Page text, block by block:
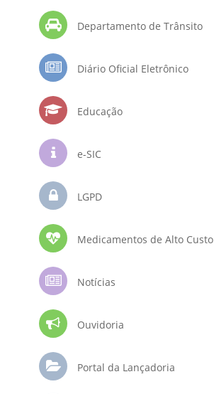
Departamento de Trânsito
Diário Oficial Eletrônico
Educação
e-SIC
LGPD
Medicamentos de Alto Custo
Notícias
Ouvidoria
Portal da Lançadoria